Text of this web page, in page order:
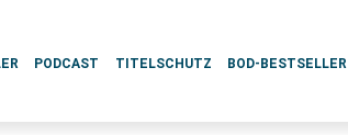
PODCAST TITELSCHUTZ BOD-BESTSELLER